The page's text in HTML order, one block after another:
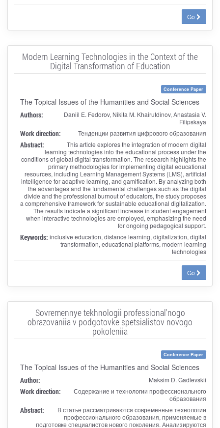
Go
Modern Learning Technologies in the Context of the
Digital Transformation of Education
Conference Paper
The Topical Issues of the Humanities and Social Sciences
Authors:
Daniil E. Fedorov, Nikita M. Khairutdinov, Anastasia V.
Filipskaya
Work direction: Тенденции развития цифрового образования
Abstract:
This article explores the integration of modern digital
learning technologies into the educational process under the
conditions of global digital transformation. The research highlights the
primary methodologies for implementing digital educational
resources, including Learning Management Systems (LMS), artificial
intelligence for adaptive learning, and gamification. By analyzing both
the advantages and the fundamental challenges such as the digital
divide and the professional burnout of educators, the study proposes
a comprehensive framework for sustainable educational digitalization.
The results indicate a significant increase in student engagement
when interactive technologies are employed, emphasizing the need
for ongoing pedagogical support.
Keywords: inclusive education, distance learning, digitalization, digital
transformation, educational platforms, modern learning
technologies
Go
Sovremennye tekhnologii professional'nogo
obrazovaniia v podgotovke spetsialistov novogo
pokoleniia
Conference Paper
The Topical Issues of the Humanities and Social Sciences
Author: Maksim D. Gadlevskii
Work direction:
Содержание и технологии профессионального
образования
Abstract:
В статье рассматриваются современные технологии
профессионального образования, применяемые в
подготовке специалистов нового поколения. Анализируются